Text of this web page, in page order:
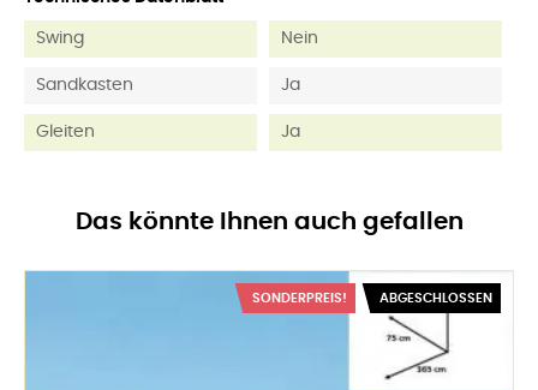
Swing Nein
Sandkasten Ja
Gleiten Ja
Das könnte Ihnen auch gefallen
SONDERPREIS! ABGESCHLOSSEN